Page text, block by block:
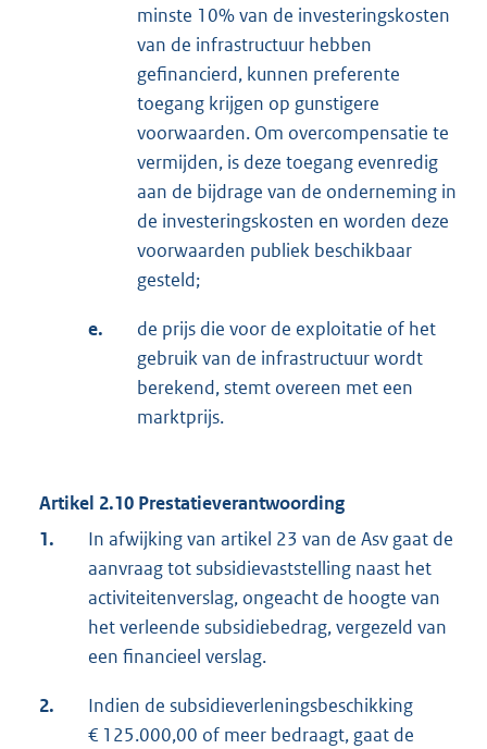
minste 10% van de investeringskosten
van de infrastructuur hebben
gefinancierd, kunnen preferente
toegang krijgen op gunstigere
voorwaarden. Om overcompensatie te
vermijden, is deze toegang evenredig
aan de bijdrage van de onderneming in
de investeringskosten en worden deze
voorwaarden publiek beschikbaar
gesteld;
e.
de prijs die voor de exploitatie of het
gebruik van de infrastructuur wordt
berekend, stemt overeen met een
marktprijs.
Artikel 2.10 Prestatieverantwoording
1.
In afwijking van artikel 23 van de Asv gaat de
aanvraag tot subsidievaststelling naast het
activiteitenverslag, ongeacht de hoogte van
het verleende subsidiebedrag, vergezeld van
een financieel verslag.
2.
Indien de subsidieverleningsbeschikking
€ 125.000,00 of meer bedraagt, gaat de